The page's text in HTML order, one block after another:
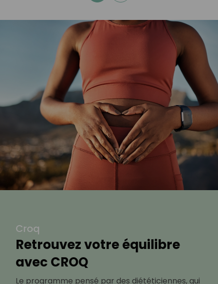
Croq
Retrouvez votre équilibre
avec CROQ
Le programme pensé par des diététiciennes, qui